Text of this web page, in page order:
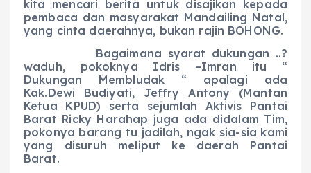
kita mencari berita untuk disajikan kepada
pembaca dan masyarakat Mandailing Natal,
yang cinta daerahnya, bukan rajin BOHONG.
Bagaimana syarat dukungan ..?
waduh, pokoknya Idris –Imran itu “
Dukungan Membludak “ apalagi ada
Kak.Dewi Budiyati, Jeffry Antony (Mantan
Ketua KPUD) serta sejumlah Aktivis Pantai
Barat Ricky Harahap juga ada didalam Tim,
pokonya barang tu jadilah, ngak sia-sia kami
yang disuruh meliput ke daerah Pantai
Barat.